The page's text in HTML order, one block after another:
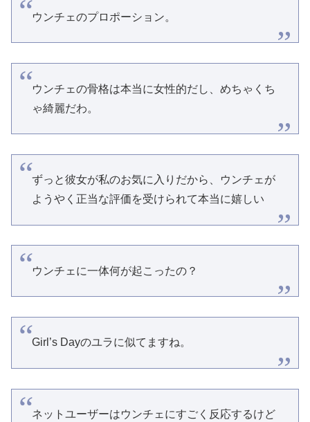
ウンチェのプロポーション。
ウンチェの骨格は本当に女性的だし、めちゃくち
ゃ綺麗だわ。
ずっと彼女が私のお気に入りだから、ウンチェが
ようやく正当な評価を受けられて本当に嬉しい
ウンチェに一体何が起こったの？
Girl’s Dayのユラに似てますね。
ネットユーザーはウンチェにすごく反応するけど